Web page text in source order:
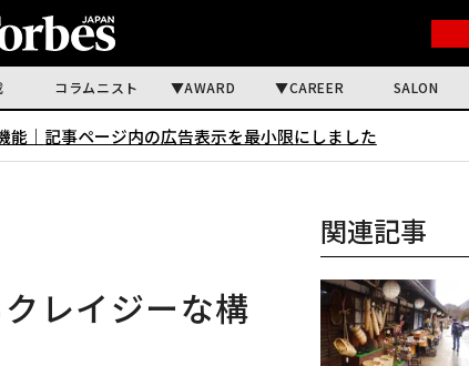
コラムニスト AWARD CAREER SALON
能｜ 記事ページ内の広告表示を最小限にしました
レイジーな構
関連記事